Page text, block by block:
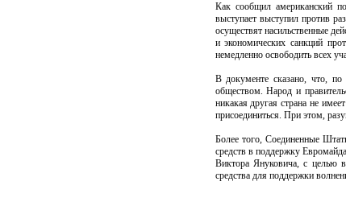
Как сообщил американский
выступает выступил против
осуществят насильственные
и экономических санкций
немедленно освободить всех
В документе сказано, что,
обществом. Народ и
никакая другая страна не
присоединиться. При этом,
Более того, Соединенные
средств в поддержку
Виктора Януковича, с целью
средства для поддержки